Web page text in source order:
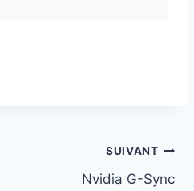
SUIVANT
Nvidia G-Sync